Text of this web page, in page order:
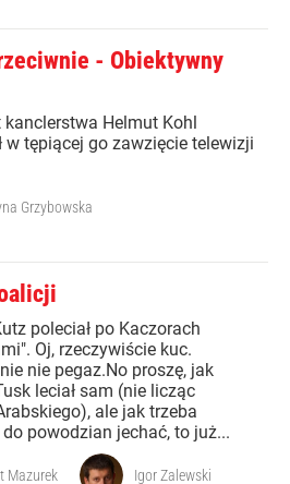
- Obiektywny
kanclerstwa Helmut Kohl
w tępiącej go zawzięcie telewizji
Grzybowska
poleciał po Kaczorach
Oj, rzeczywiście kuc.
nie pegaz.No proszę, jak
leciał sam (nie licząc
ale jak trzeba
powodzian jechać, to już...
Mazurek Igor Zalewski